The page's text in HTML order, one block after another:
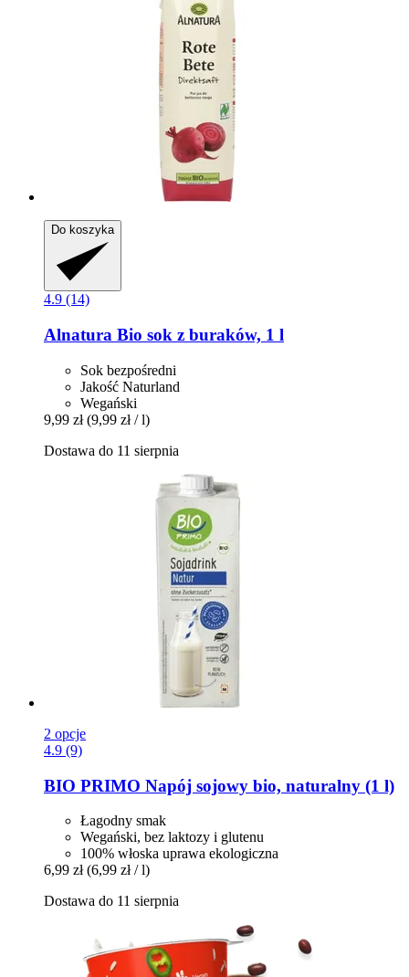
Do koszyka
4.9 (14)
Alnatura Bio sok z buraków, 1 l
Sok bezpośredni
Jakość Naturland
Wegański
9,99 zł (9,99 zł / l)
Dostawa do 11 sierpnia
2 opcje
4.9 (9)
BIO PRIMO Napój sojowy bio, naturalny (1 l)
Łagodny smak
Wegański, bez laktozy i glutenu
100% włoska uprawa ekologiczna
6,99 zł (6,99 zł / l)
Dostawa do 11 sierpnia